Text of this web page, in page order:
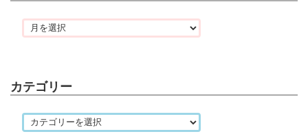
カテゴリー